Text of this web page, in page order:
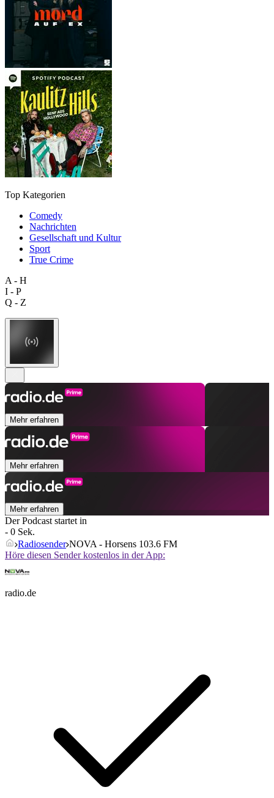
Top Kategorien
Comedy
Nachrichten
Gesellschaft und Kultur
Sport
True Crime
A - H
I - P
Q - Z
Mehr erfahren
Mehr erfahren
Mehr erfahren
Der Podcast startet in
- 0 Sek.
Radiosender NOVA - Horsens 103.6 FM
Höre diesen Sender kostenlos in der App:
radio.de